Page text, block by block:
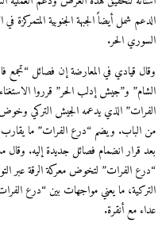
السوري الحر.
وقال قيادي في المعارضة إن فصائل
الشام” و”جيش إدلب الحر” قرروا
الفرات” الذي يدعمه الجيش التركي
من الباب. ويضم “درع الفرات” ما
بعد قرار انضمام فصائل جديدة إليه.
“درع الفرات” لتخوض معركة الرقة عبر
التركية، ما يعني مواجهات بين “درع
عداء مع أنقرة.